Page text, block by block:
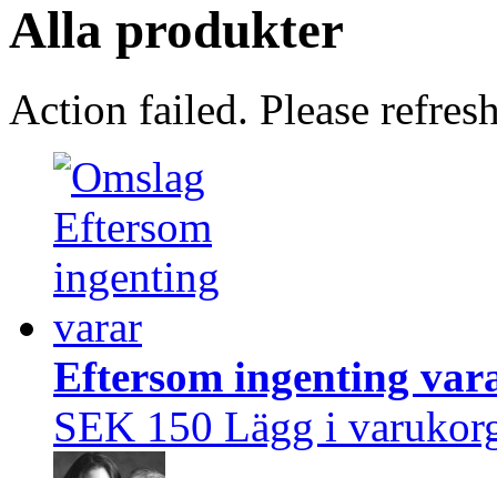
Alla produkter
Action failed. Please
Eftersom ingenting
SEK 150 Lägg i